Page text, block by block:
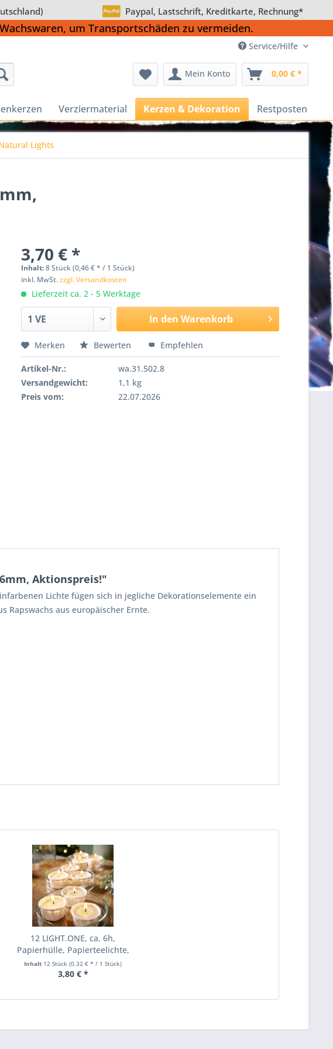
Paypal, Lastschrift, Kreditkarte, Rechnung*
um Transportschäden zu vermeiden.
Service/Hilfe
Mein Konto 0,00 € *
Verziermaterial Kerzen & Dekoration Restposten
Lights
3,70 € *
Inhalt:8 Stück (0,46 € * / 1 Stück)
inkl. MwSt.zzgl. Versandkosten
Lieferzeit ca. 2 - 5 Werktage
In den Warenkorb
Merken Bewerten Empfehlen
Artikel-Nr.:
wa.31.502.8
Versandgewicht:
1,1 kg
Preis vom:
22.07.2026
Aktionspreis!"
Lichte fügen sich in jegliche Dekorationselemente ein
Rapswachs aus europäischer Ernte.
12 LIGHT.ONE, ca. 6h,
Papierhülle, Papierteelichte,
Ø42x25 mm, Aktionspreis!
Inhalt 12 Stück(0,32 € * / 1 Stück)
3,80 € *